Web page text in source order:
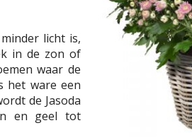
licht is,
in de zon of
waar de
het ware een
de Jasoda
en geel tot